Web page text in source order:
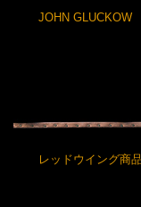
JOHN GLUCKOW
レッドウイング商